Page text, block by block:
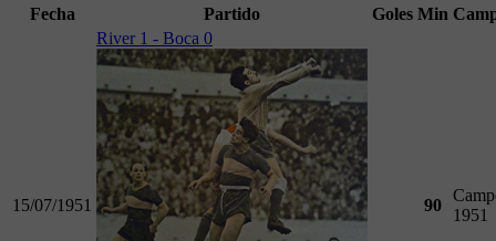
Fecha Partido Goles Min
15/07/1951
River 1 - Boca 0
90
1951